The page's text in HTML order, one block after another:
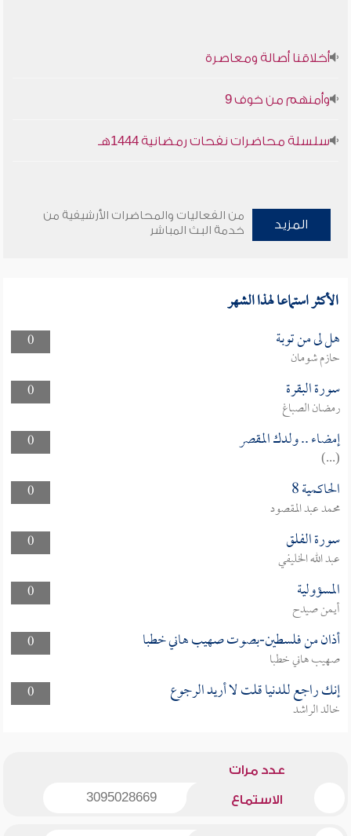
أخلاقنا أصالة ومعاصرة
وأمنهم من خوف 9
سلسلة محاضرات نفحات رمضانية 1444هـ
المزيد
من الفعاليات والمحاضرات الأرشيفية من
خدمة البث المباشر
الأكثر استماعا لهذا الشهر
0 هل لى من توبة
حازم شومان
0
سورة البقرة
رمضان الصباغ
0
إمضاء .. ولدك المقصر
(...)
0
الحاكمية 8
محمد عبد المقصود
0
سورة الفلق
عبد الله الخليفي
0
المسؤولية
أيمن صيدح
0
أذان من فلسطين-بصوت صهيب هاني خطبا
صهيب هاني خطبا
0
إنك راجع للدنيا قلت لا أريد الرجوع
خالد الراشد
عدد مرات
الاستماع 3095028669